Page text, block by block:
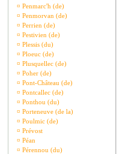
¤ Penmarc'h (de)
¤ Penmorvan (de)
¤ Perrien (de)
¤ Pestivien (de)
¤ Plessis (du)
¤ Ploeuc (de)
¤ Plusquellec (de)
¤ Poher (de)
¤ Pont-Château (de)
¤ Pontcallec (de)
¤ Ponthou (du)
¤ Porteneuve (de la)
¤ Poulmic (de)
¤ Prévost
¤ Péan
¤ Pérennou (du)